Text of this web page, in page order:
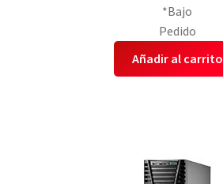
*Bajo
Pedido
Añadir al carrito